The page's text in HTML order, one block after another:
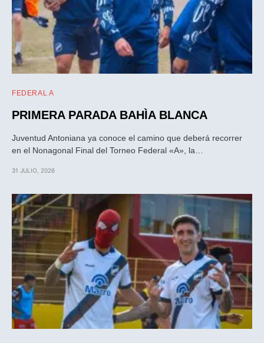
FEDERAL A
PRIMERA PARADA BAHÌA BLANCA
Juventud Antoniana ya conoce el camino que deberá recorrer
en el Nonagonal Final del Torneo Federal «A», la…
31 JULIO, 2026